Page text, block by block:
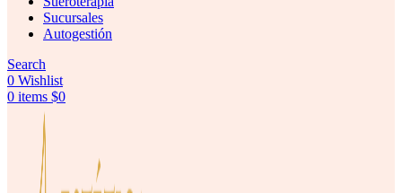
Sucursales
Autogestión
Search
0 Wishlist
0 items $0